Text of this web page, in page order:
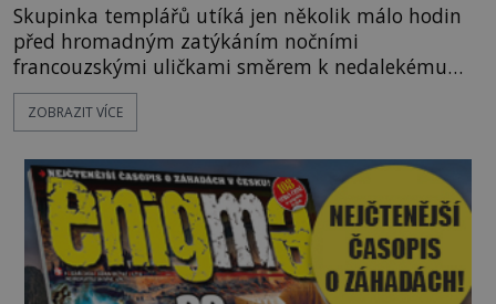
Skupinka templářů utíká jen několik málo hodin
před hromadným zatýkáním nočními
francouzskými uličkami směrem k nedalekému
přístavu. Jeden z nich má přes ramena ranec s
tajemným obsahem. Kapitán lodi už na ně čeká.
vyplouváme,“ sdělí jim. „Kam máme namířeno,
kapitáne?“ zeptá se ho jeden z templářů. „Do Sk
ZOBRAZIT VÍCE